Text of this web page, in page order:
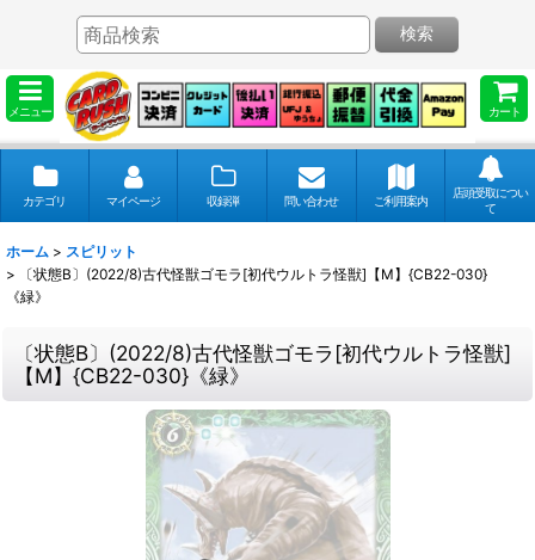
メニュー カート
検索
カテゴリ マイページ 収録弾 問い合わせ ご利用案内
店頭受取につい
て
ホーム > スピリット
>
〔状態B〕(2022/8)古代怪獣ゴモラ[初代ウルトラ怪獣]【M】{CB22-030}
《緑》
〔状態B〕(2022/8)古代怪獣ゴモラ[初代ウルトラ怪獣]
【M】{CB22-030}《緑》